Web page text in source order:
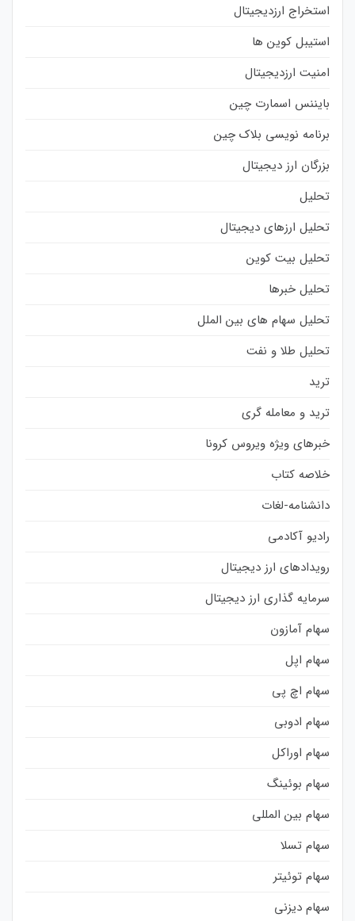
استخراج ارزدیجیتال
استیبل کوین ها
امنیت ارزدیجیتال
بایننس اسمارت چین
برنامه نویسی بلاک چین
بزرگان ارز دیجیتال
تحلیل
تحلیل ارزهای دیجیتال
تحلیل بیت کوین
تحلیل خبرها
تحلیل سهام های بین الملل
تحلیل طلا و نفت
ترید
ترید و معامله گری
خبرهای ویژه ویروس کرونا
خلاصه کتاب
دانشنامه-لغات
رادیو آکادمی
رویدادهای ارز دیجیتال
سرمایه گذاری ارز دیجیتال
سهام آمازون
سهام اپل
سهام اچ پی
سهام ادوبی
سهام اوراکل
سهام بوئینگ
سهام بین المللی
سهام تسلا
سهام توئیتر
سهام دیزنی